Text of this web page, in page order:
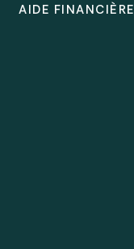
AIDE FINANCIÈRE